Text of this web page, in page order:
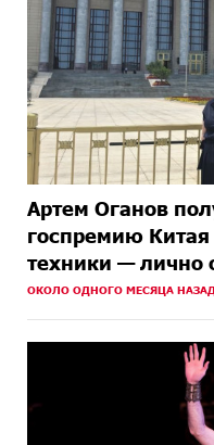
Артем Оганов
госпремию Китая
техники — лично
ОКОЛО ОДНОГО МЕСЯЦА НАЗАД